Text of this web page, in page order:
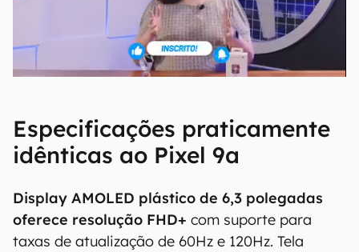
Especificações praticamente
idênticas ao Pixel 9a
Display AMOLED plástico de 6,3 polegadas
oferece resolução FHD+ com suporte para
taxas de atualização de 60Hz e 120Hz. Tela